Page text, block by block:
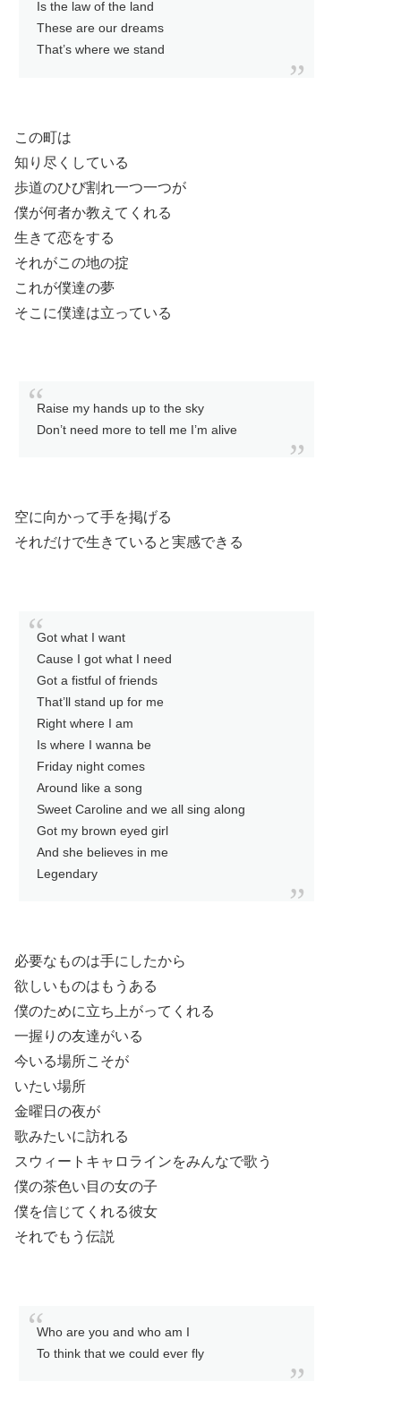
Is the law of the land
These are our dreams
That’s where we stand
この町は
知り尽くしている
歩道のひび割れ一つ一つが
僕が何者か教えてくれる
生きて恋をする
それがこの地の掟
これが僕達の夢
そこに僕達は立っている
Raise my hands up to the sky
Don’t need more to tell me I’m alive
空に向かって手を掲げる
それだけで生きていると実感できる
Got what I want
Cause I got what I need
Got a fistful of friends
That’ll stand up for me
Right where I am
Is where I wanna be
Friday night comes
Around like a song
Sweet Caroline and we all sing along
Got my brown eyed girl
And she believes in me
Legendary
必要なものは手にしたから
欲しいものはもうある
僕のために立ち上がってくれる
一握りの友達がいる
今いる場所こそが
いたい場所
金曜日の夜が
歌みたいに訪れる
スウィートキャロラインをみんなで歌う
僕の茶色い目の女の子
僕を信じてくれる彼女
それでもう伝説
Who are you and who am I
To think that we could ever fly